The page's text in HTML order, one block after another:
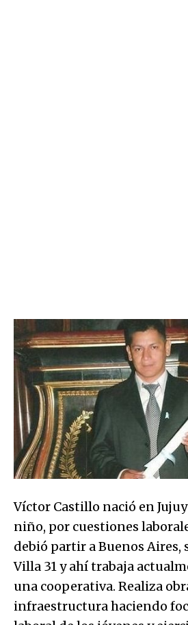
Víctor Castillo nació en
niño, por cuestiones
debió partir a Buenos Aires,
Villa 31 y ahí trabaja
una cooperativa. Realiza
infraestructura haciendo